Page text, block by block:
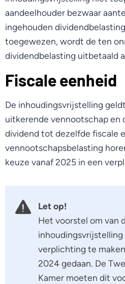
aandeelhouder bezwaar
ingehouden
toegewezen, wordt de ten
dividendbelasting uitbetaald
Fiscale eenheid
De inhoudingsvrijstelling
uitkerende vennootschap en
dividend tot dezelfde fiscale
vennootschapsbelasting
keuze vanaf 2025 in een
Let op!
Het voorstel om van
verplichting te
2024 gedaan. De
Kamer moeten dit